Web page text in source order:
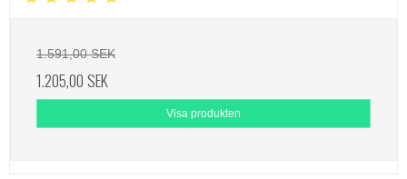
1.591,00 SEK
1.205,00 SEK
Visa produkten